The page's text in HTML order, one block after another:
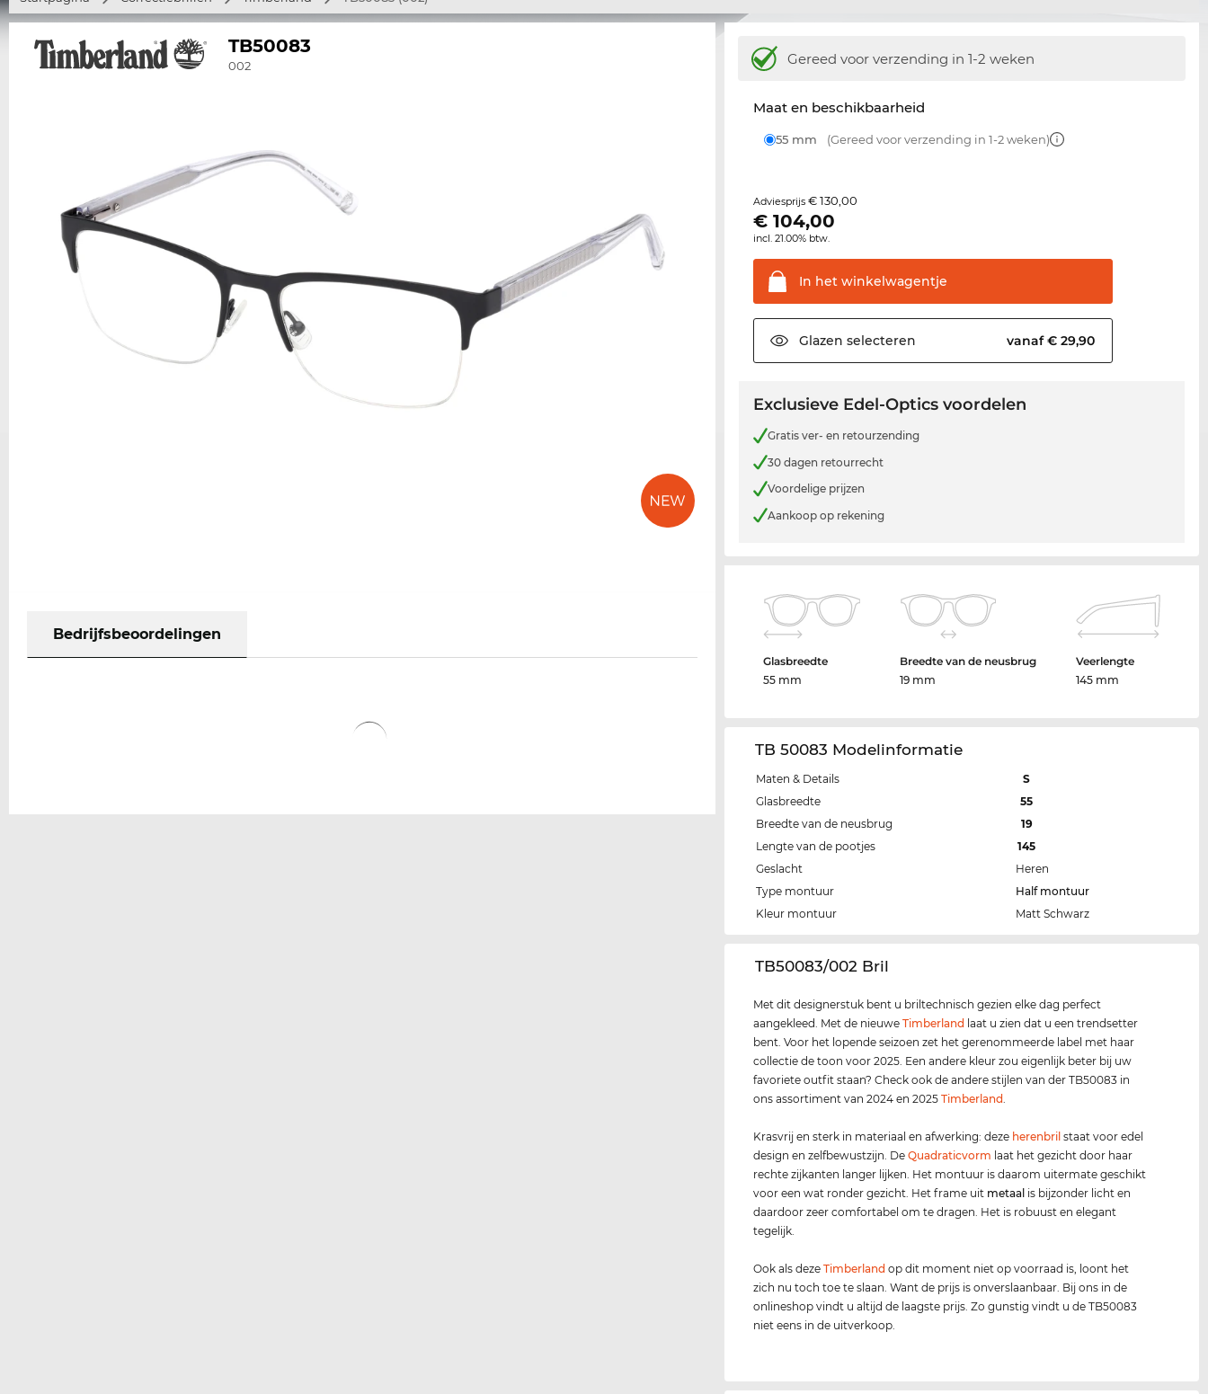
TB50083
002
Bedrijfsbeoordelingen
Gereed voor verzending in 1-2 weken
Maat en beschikbaarheid
55 mm (Gereed voor verzending in 1-2 weken)
Adviesprijs€ 130,00
€104,00
incl. 21.00% btw.
In het winkelwagentje
Glazen selecteren vanaf € 29,90
Exclusieve Edel-Optics voordelen
Gratis ver- en retourzending
30 dagen retourrecht
Voordelige prijzen
Aankoop op rekening
Glasbreedte
55 mm
Breedte van de neusbrug
19 mm
Veerlengte
145 mm
TB 50083 Modelinformatie
Maten & Details
S
Glasbreedte
55
Breedte van de neusbrug
19
Lengte van de pootjes
145
Geslacht
Heren
Type montuur
Half montuur
Kleur montuur
Matt Schwarz
‌TB50083/002 Bril
Met dit designerstuk bent u briltechnisch gezien elke dag perfect
aangekleed. Met de nieuweTimberland laat u zien dat u een trendsetter
bent. Voor het lopende seizoen zet het gerenommeerde label met haar
collectie de toon voor 2025. Een andere kleur zou eigenlijk beter bij uw
favoriete outfit staan? Check ook de andere stijlen van der TB50083 in
ons assortiment van 2024 en 2025Timberland.
Krasvrij en sterk in materiaal en afwerking: deze herenbril staat voor edel
design en zelfbewustzijn. DeQuadraticvorm laat het gezicht door haar
rechte zijkanten langer lijken. Het montuur is daarom uitermate geschikt
voor een wat ronder gezicht. Het frame uit metaal is bijzonder licht en
daardoor zeer comfortabel om te dragen. Het is robuust en elegant
tegelijk.
Ook als dezeTimberland op dit moment niet op voorraad is, loont het
zich nu toch toe te slaan. Want de prijs is onverslaanbaar. Bij ons in de
onlineshop vindt u altijd de laagste prijs. Zo gunstig vindt u de TB50083
niet eens in de uitverkoop.